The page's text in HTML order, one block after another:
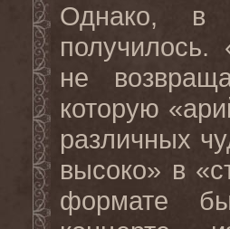
Однако, в
не
которую
различных
высоко» в
формате